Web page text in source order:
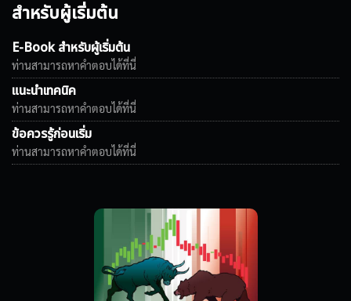
สำหรับผู้เริ่มต้น
E-Book สำหรับผู้เริ่มต้น
ท่านสามารถหาคำตอบได้ที่นี่
แนะนำเทคนิค
ท่านสามารถหาคำตอบได้ที่นี่
ข้อควรรู้ก่อนเริ่ม
ท่านสามารถหาคำตอบได้ที่นี่